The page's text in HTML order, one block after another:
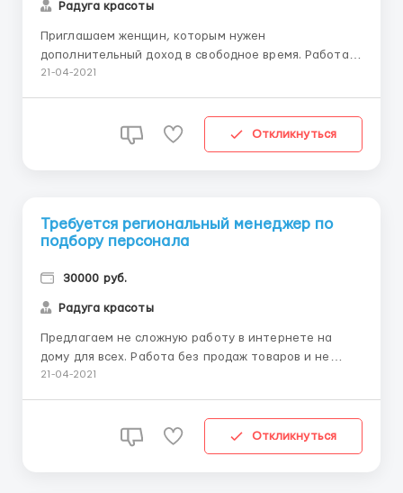
Радуга красоты
Приглашаем женщин, которым нужен
дополнительный доход в свободное время. Работа
не сложная, на дому, с любого устройства с выходом
продвижение бренда. Всё настолько просто, что Вы
справитесь на 100% и добьетесь усп...
21-04-2021
Откликнуться
Требуется региональный менеджер по
подбору персонала
30000 руб.
Радуга красоты
Предлагаем не сложную работу в интернете на
дому для всех. Работа без продаж товаров и не
сложная, но приносящая отличный ежемесячный
вообще любым активным людям, особенно молодым.
Для более подробной инф...
21-04-2021
Откликнуться